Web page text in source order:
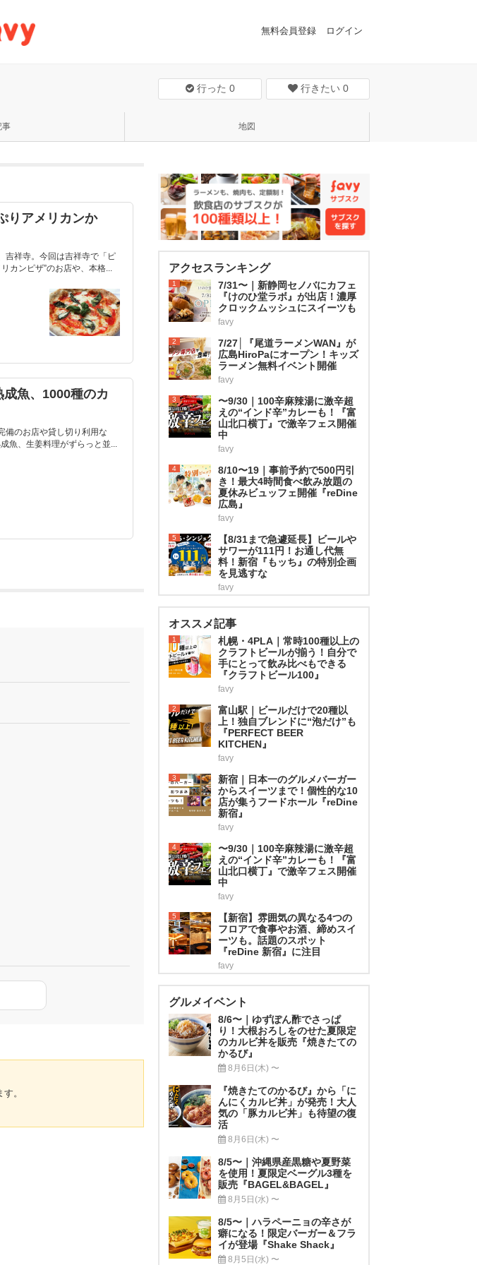
無料会員登録 ログイン
行った 0 行きたい 0
事 地図
りアメリカンか
吉祥寺。今回は吉祥寺で「ピ
カンピザ”のお店や、本格...
魚、1000種のカ
備のお店や貸し切り利用な
魚、生姜料理がずらっと並...
。
アクセスランキング
1
7/31〜｜新静岡セノバにカフェ
『けのひ堂ラボ』が出店！濃厚
クロックムッシュにスイーツも
favy
2
7/27│『尾道ラーメンWAN』が
広島HiroPaにオープン！キッズ
ラーメン無料イベント開催
favy
3
〜9/30｜100辛麻辣湯に激辛超
えの“インド辛”カレーも！『富
山北口横丁』で激辛フェス開催
中
favy
4
8/10〜19｜事前予約で500円引
き！最大4時間食べ飲み放題の
夏休みビュッフェ開催『reDine
広島』
favy
5
【8/31まで急遽延長】ビールや
サワーが111円！お通し代無
料！新宿『もッち』の特別企画
を見逃すな
favy
オススメ記事
1
札幌・4PLA｜常時100種以上の
クラフトビールが揃う！自分で
手にとって飲み比べもできる
『クラフトビール100』
favy
2
富山駅｜ビールだけで20種以
上！独自ブレンドに“泡だけ”も
『PERFECT BEER
KITCHEN』
favy
3
新宿｜日本一のグルメバーガー
からスイーツまで！個性的な10
店が集うフードホール『reDine
新宿』
favy
4
〜9/30｜100辛麻辣湯に激辛超
えの“インド辛”カレーも！『富
山北口横丁』で激辛フェス開催
中
favy
5
【新宿】雰囲気の異なる4つの
フロアで食事やお酒、締めスイ
ーツも。話題のスポット
『reDine 新宿』に注目
favy
グルメイベント
8/6〜｜ゆずぽん酢でさっぱ
り！大根おろしをのせた夏限定
のカルビ丼を販売『焼きたての
かるび』
8月6日(木) 〜
『焼きたてのかるび』から「に
んにくカルビ丼」が発売！大人
気の「豚カルビ丼」も待望の復
活
8月6日(木) 〜
8/5〜｜沖縄県産黒糖や夏野菜
を使用！夏限定ベーグル3種を
販売『BAGEL&BAGEL』
8月5日(水) 〜
8/5〜｜ハラペーニョの辛さが
癖になる！限定バーガー＆フラ
イが登場『Shake Shack』
8月5日(水) 〜